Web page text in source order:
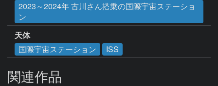
2023～2024年 古川さん搭乗の国際宇宙ステーショ
ン
天体
国際宇宙ステーション
ISS
関連作品